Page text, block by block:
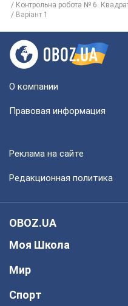
Контрольна робота № 6.
Варіант 1
О компании
Правовая информация
Реклама на сайте
Редакционная политика
OBOZ.UA
Моя Школа
Мир
Спорт